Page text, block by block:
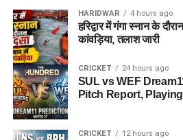
HARIDWAR 4 hours ago
हरिद्वार में गंगा स्नान के
कांवड़िया, तलाश जारी
CRICKET 24 hours ago
SUL vs WEF
Pitch Report,
CRICKET 12 hours ago